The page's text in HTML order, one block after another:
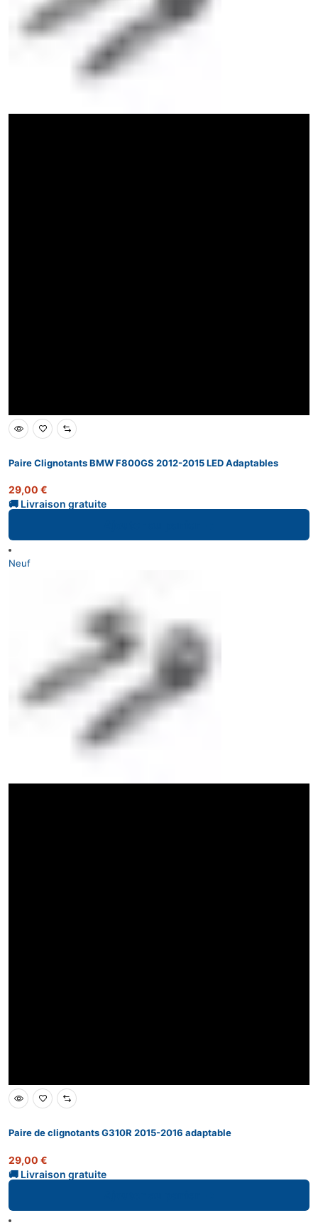
Paire Clignotants BMW F800GS 2012-2015 LED Adaptables
29,00 €
Neuf
Paire de clignotants G310R 2015-2016 adaptable
29,00 €